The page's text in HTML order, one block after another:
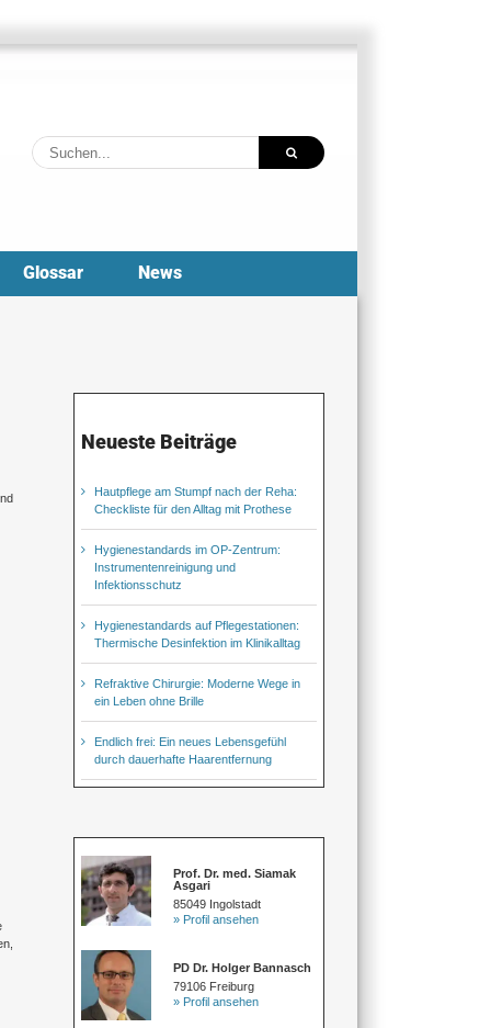
Suche
nach:
Glossar News
Neueste Beiträge
Hautpflege am Stumpf nach der Reha:
Checkliste für den Alltag mit Prothese
Hygienestandards im OP-Zentrum:
Instrumentenreinigung und
Infektionsschutz
Hygienestandards auf Pflegestationen:
Thermische Desinfektion im Klinikalltag
Refraktive Chirurgie: Moderne Wege in
ein Leben ohne Brille
Endlich frei: Ein neues Lebensgefühl
durch dauerhafte Haarentfernung
Prof. Dr. med. Siamak
Asgari
85049 Ingolstadt
» Profil ansehen
PD Dr. Holger Bannasch
79106 Freiburg
» Profil ansehen